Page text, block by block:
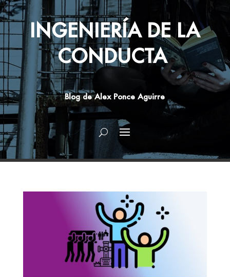
INGENIERÍA DE LA
CONDUCTA
Blog de Alex Ponce Aguirre